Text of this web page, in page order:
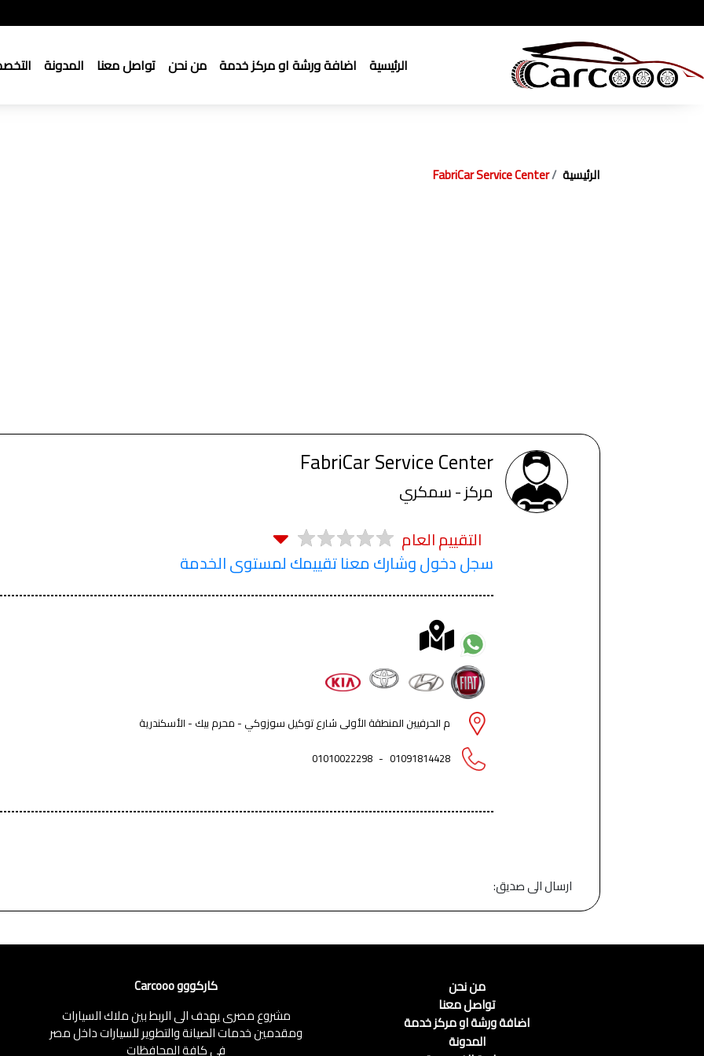
الرئيسية اضافة ورشة او مركز خدمة من نحن تواصل معنا المدونة
الرئيسية FabriCar Service Center
FabriCar Service Center
مركز - سمكري
التقييم العام
سجل دخول وشارك معنا تقييمك لمستوى الخدمة
م الحرفيين المنطقة الأولى شارع توكيل سوزوكي - محرم بيك - الأسكندرية
01091814428
-
01010022298
ارسال الى صديق:
من نحن
تواصل معنا
اضافة ورشة او مركز خدمة
المدونة
كاركووو Carcooo
مشروع مصرى يهدف الى الربط بين ملاك السيارات
ومقدمين خدمات الصيانة والتطوير للسيارات داخل مصر
فى كافة المحافظات